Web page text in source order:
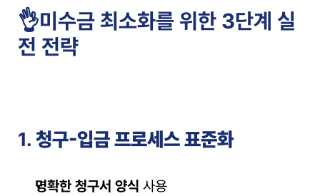
👌미수금 최소화를 위한 3단계 실
전 전략
1. 청구-입금 프로세스 표준화
명확한 청구서 양식 사용